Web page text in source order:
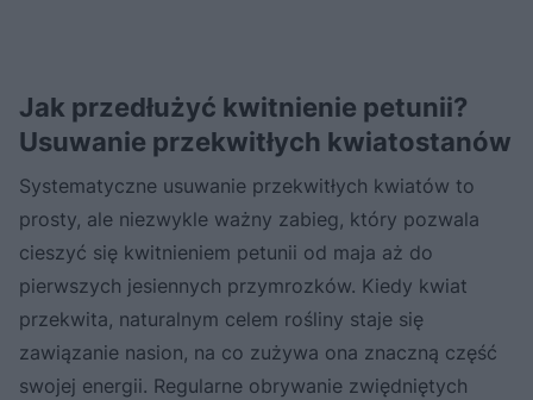
Jak przedłużyć kwitnienie petunii?
Usuwanie przekwitłych kwiatostanów
Systematyczne usuwanie przekwitłych kwiatów to
prosty, ale niezwykle ważny zabieg, który pozwala
cieszyć się kwitnieniem petunii od maja aż do
pierwszych jesiennych przymrozków. Kiedy kwiat
przekwita, naturalnym celem rośliny staje się
zawiązanie nasion, na co zużywa ona znaczną część
swojej energii. Regularne obrywanie zwiędniętych